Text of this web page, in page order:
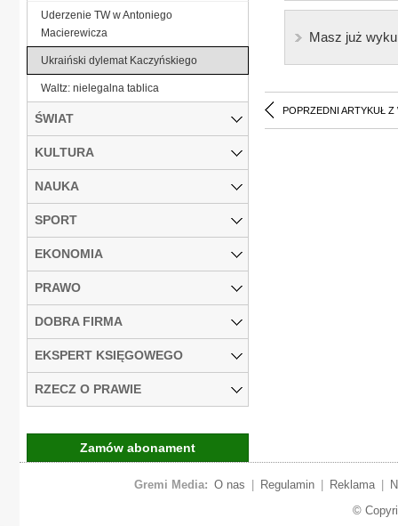
Masz już
POPRZEDNI ARTYKUŁ Z
Uderzenie TW w Antoniego
Macierewicza
Ukraiński dylemat Kaczyńskiego
Waltz: nielegalna tablica
ŚWIAT
KULTURA
NAUKA
SPORT
EKONOMIA
PRAWO
DOBRA FIRMA
EKSPERT KSIĘGOWEGO
RZECZ O PRAWIE
Zamów abonament
Gremi Media: O nas Regulamin Reklama
©